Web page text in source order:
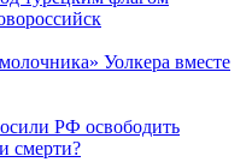
Уолкера вместе
РФ освободить
смерти?